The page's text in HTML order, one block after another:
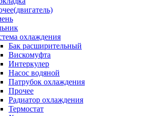
охлаждения
Бак расширительный
Вискомуфта
Интеркулер
Насос водяной
Патрубок охлаждения
Прочее
Радиатор охлаждения
Термостат